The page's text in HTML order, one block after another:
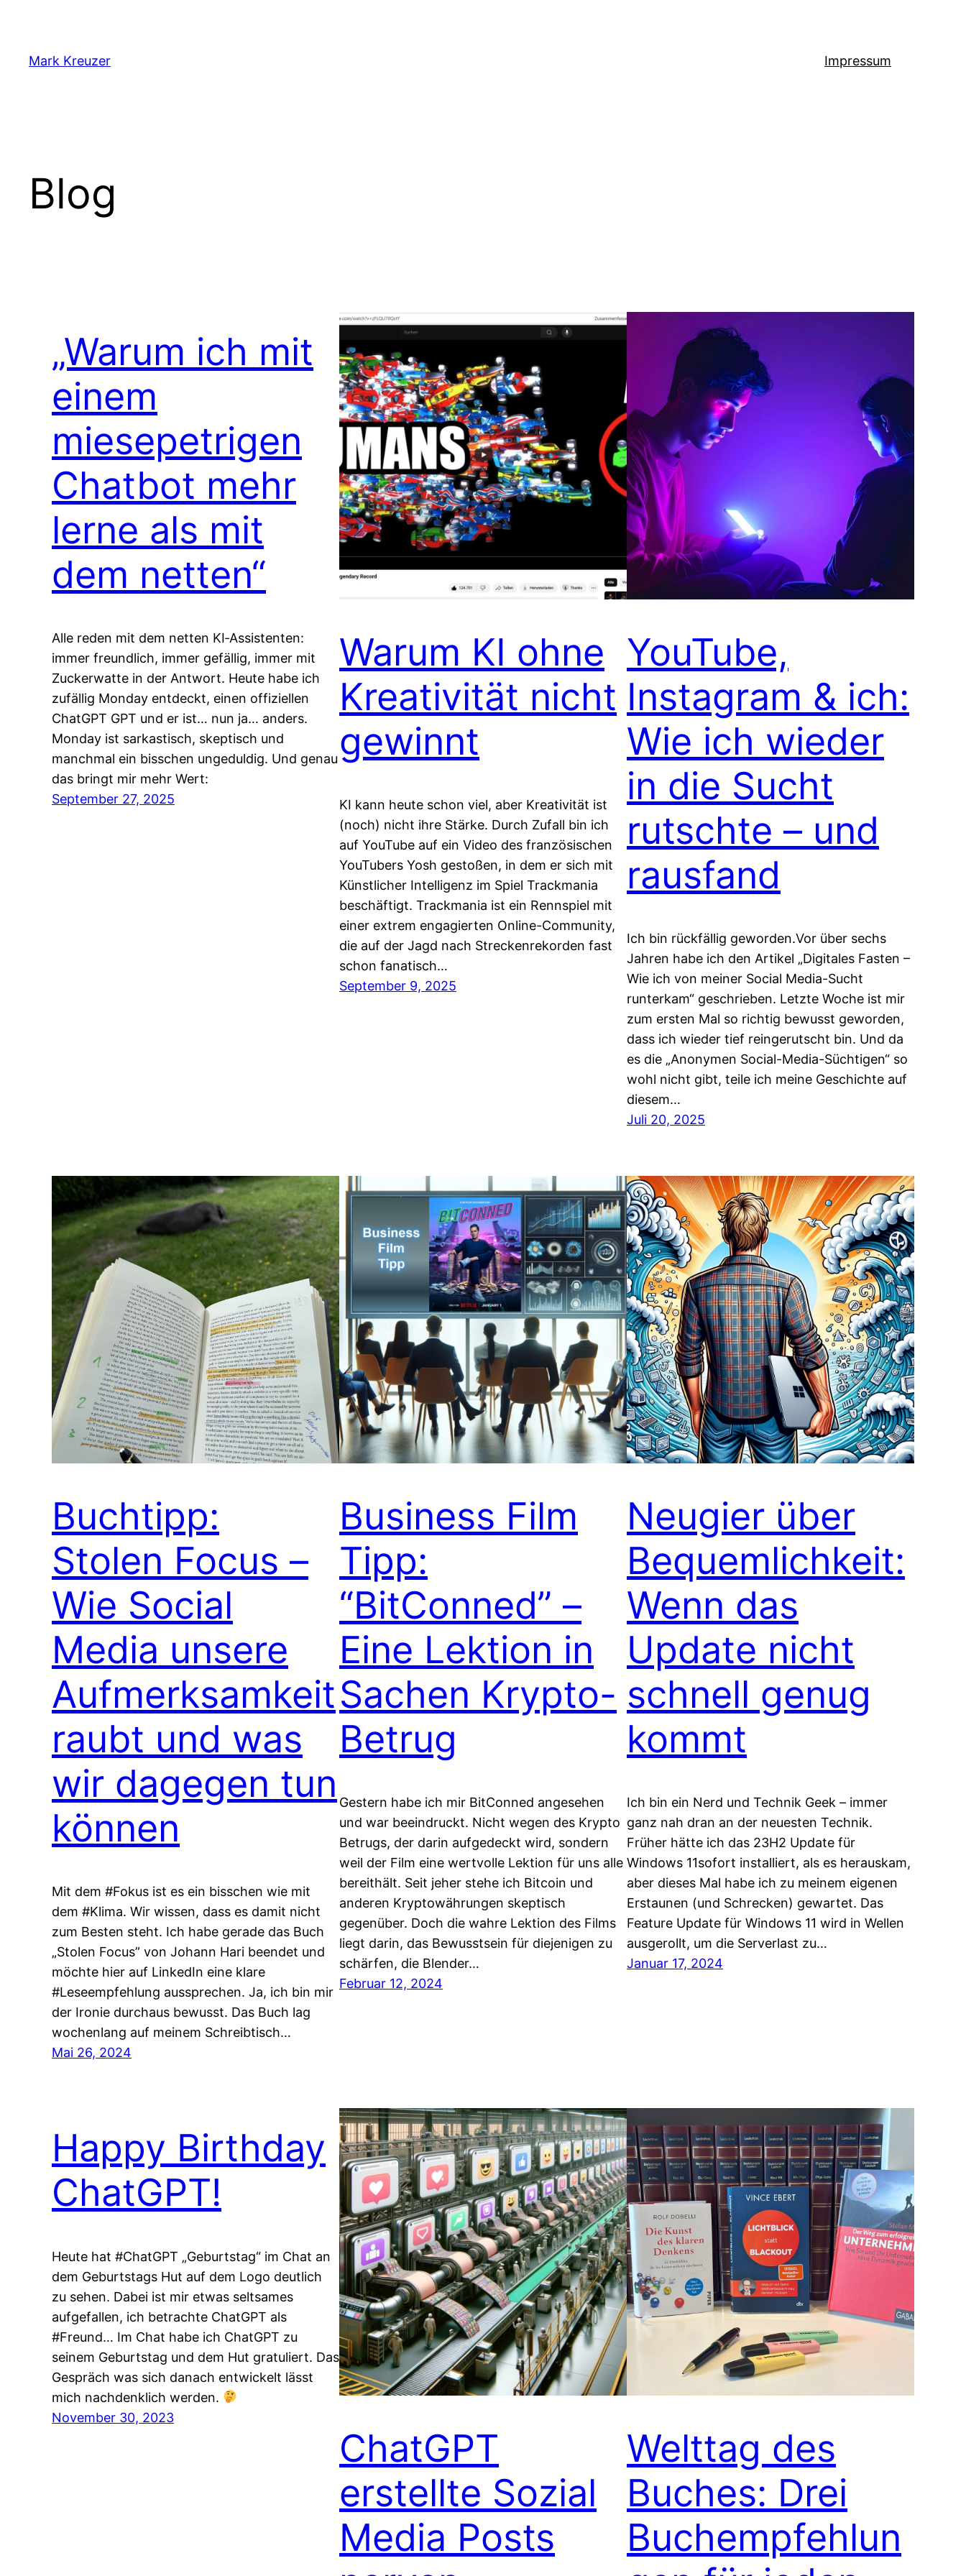
springen
Mark Kreuzer Impressum
Blog
„Warum ich mit
einem
miesepetrigen
Chatbot mehr
lerne als mit
dem netten“
Alle reden mit dem netten KI‑Assistenten:
immer freundlich, immer gefällig, immer mit
Zuckerwatte in der Antwort. Heute habe ich
zufällig Monday entdeckt, einen offiziellen
ChatGPT GPT und er ist… nun ja… anders.
Monday ist sarkastisch, skeptisch und
manchmal ein bisschen ungeduldig. Und genau
das bringt mir mehr Wert:
September 27, 2025
Warum KI ohne
Kreativität nicht
gewinnt
KI kann heute schon viel, aber Kreativität ist
(noch) nicht ihre Stärke. Durch Zufall bin ich
auf YouTube auf ein Video des französischen
YouTubers Yosh gestoßen, in dem er sich mit
Künstlicher Intelligenz im Spiel Trackmania
beschäftigt. Trackmania ist ein Rennspiel mit
einer extrem engagierten Online-Community,
die auf der Jagd nach Streckenrekorden fast
schon fanatisch…
September 9, 2025
YouTube,
Instagram & ich:
Wie ich wieder
in die Sucht
rutschte – und
rausfand
Ich bin rückfällig geworden.Vor über sechs
Jahren habe ich den Artikel „Digitales Fasten –
Wie ich von meiner Social Media-Sucht
runterkam“ geschrieben. Letzte Woche ist mir
zum ersten Mal so richtig bewusst geworden,
dass ich wieder tief reingerutscht bin. Und da
es die „Anonymen Social-Media-Süchtigen“ so
wohl nicht gibt, teile ich meine Geschichte auf
diesem…
Juli 20, 2025
Buchtipp:
Stolen Focus –
Wie Social
Media unsere
Aufmerksamkeit
raubt und was
wir dagegen tun
können
Mit dem #Fokus ist es ein bisschen wie mit
dem #Klima. Wir wissen, dass es damit nicht
zum Besten steht. Ich habe gerade das Buch
„Stolen Focus” von Johann Hari beendet und
möchte hier auf LinkedIn eine klare
#Leseempfehlung aussprechen. Ja, ich bin mir
der Ironie durchaus bewusst. Das Buch lag
wochenlang auf meinem Schreibtisch…
Mai 26, 2024
Business Film
Tipp:
“BitConned” –
Eine Lektion in
Sachen Krypto-
Betrug
Gestern habe ich mir BitConned angesehen
und war beeindruckt. Nicht wegen des Krypto
Betrugs, der darin aufgedeckt wird, sondern
weil der Film eine wertvolle Lektion für uns alle
bereithält. Seit jeher stehe ich Bitcoin und
anderen Kryptowährungen skeptisch
gegenüber. Doch die wahre Lektion des Films
liegt darin, das Bewusstsein für diejenigen zu
schärfen, die Blender…
Februar 12, 2024
Neugier über
Bequemlichkeit:
Wenn das
Update nicht
schnell genug
kommt
Ich bin ein Nerd und Technik Geek – immer
ganz nah dran an der neuesten Technik.
Früher hätte ich das 23H2 Update für
Windows 11sofort installiert, als es herauskam,
aber dieses Mal habe ich zu meinem eigenen
Erstaunen (und Schrecken) gewartet. Das
Feature Update für Windows 11 wird in Wellen
ausgerollt, um die Serverlast zu…
Januar 17, 2024
Happy Birthday
ChatGPT!
Heute hat #ChatGPT „Geburtstag“ im Chat an
dem Geburtstags Hut auf dem Logo deutlich
zu sehen. Dabei ist mir etwas seltsames
aufgefallen, ich betrachte ChatGPT als
#Freund… Im Chat habe ich ChatGPT zu
seinem Geburtstag und dem Hut gratuliert. Das
Gespräch was sich danach entwickelt lässt
mich nachdenklich werden.
November 30, 2023
ChatGPT
erstellte Sozial
Media Posts
Welttag des
Buches: Drei
Buchempfehlun